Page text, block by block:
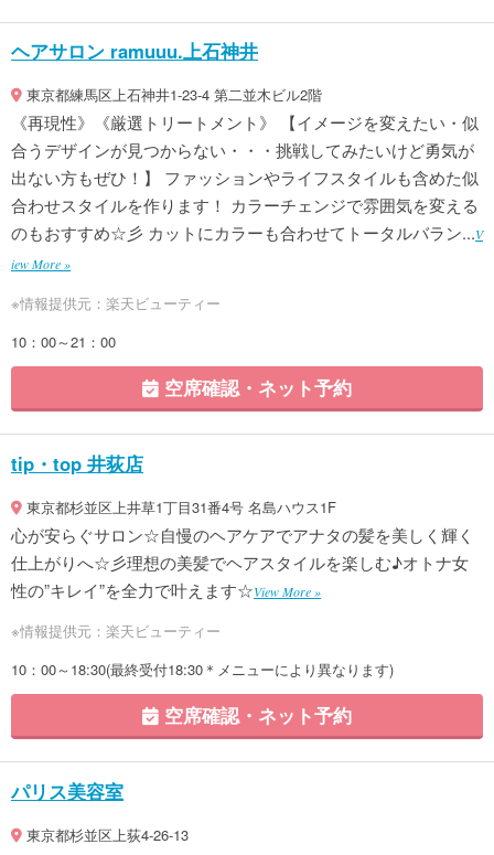
ヘアサロン ramuuu.上石神井
東京都練馬区上石神井1-23-4 第二並木ビル2階
《再現性》《厳選トリートメント》 【イメージを変えたい・似
合うデザインが見つからない・・・挑戦してみたいけど勇気が
出ない方もぜひ！】 ファッションやライフスタイルも含めた似
合わせスタイルを作ります！ カラーチェンジで雰囲気を変える
のもおすすめ☆彡 カットにカラーも合わせてトータルバラン...V
iew More »
※情報提供元：楽天ビューティー
10：00～21：00
空席確認・ネット予約
tip・top 井荻店
東京都杉並区上井草1丁目31番4号 名島ハウス1F
心が安らぐサロン☆自慢のヘアケアでアナタの髪を美しく輝く
仕上がりへ☆彡理想の美髪でヘアスタイルを楽しむ♪オトナ女
性の”キレイ”を全力で叶えます☆View More »
※情報提供元：楽天ビューティー
10：00～18:30(最終受付18:30＊メニューにより異なります)
空席確認・ネット予約
パリス美容室
東京都杉並区上荻4-26-13